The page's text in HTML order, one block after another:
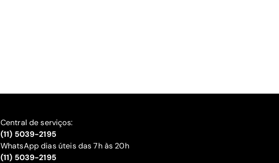
Central de serviços:
(11) 5039-2195
WhatsApp dias úteis das 7h às 20h
(11) 5039-2195